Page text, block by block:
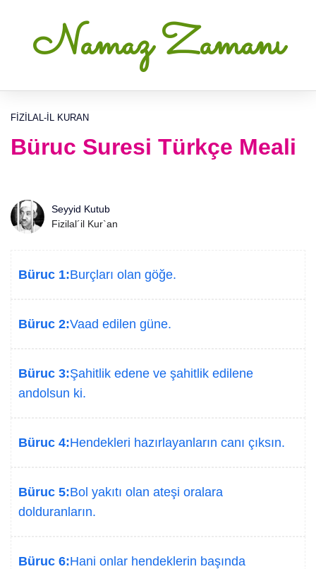
Namaz Zamanı
FIZILAL-IL KURAN
Büruc Suresi Türkçe Meali
Seyyid Kutub
Fizilal´il Kur`an
Büruc 1:Burçları olan göğe.
Büruc 2:Vaad edilen güne.
Büruc 3:Şahitlik edene ve şahitlik edilene
andolsun ki.
Büruc 4:Hendekleri hazırlayanların canı çıksın.
Büruc 5:Bol yakıtı olan ateşi oralara
dolduranların.
Büruc 6:Hani onlar hendeklerin başında